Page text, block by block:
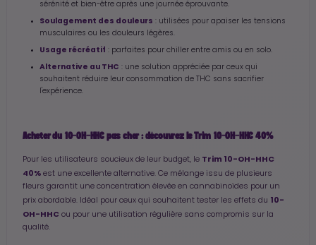
sérénité et bien-être après une journée éprouvante.
Soulagement des douleurs : utilisées pour apaiser les tensions
musculaires ou les douleurs légères.
Usage récréatif : parfaites pour chiller entre amis ou en solo.
Alternative au THC : une solution appréciée par ceux qui
souhaitent réduire leur consommation de THC sans sacrifier
l'expérience.
Acheter du 10-OH-HHC pas cher : découvrez le Trim 10-OH-HHC 40%
Pour les utilisateurs soucieux de leur budget, le Trim 10-OH-HHC
40% est une excellente alternative. Ce mélange issu de plusieurs
fleurs garantit une concentration élevée en cannabinoïdes pour un
prix abordable. Idéal pour ceux qui souhaitent tester les effets du 10-
OH-HHC ou pour une utilisation régulière sans compromis sur la
qualité.